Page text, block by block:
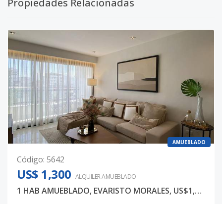
Propiedades Relacionadas
AMUEBLADO
Código: 5642
US$ 1,300 ALQUILERAMUEBLADO
1 HAB AMUEBLADO, EVARISTO MORALES, US$1,300